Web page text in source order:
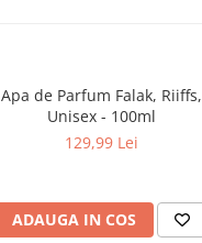
Apa de Parfum Falak, Riiffs,
Unisex - 100ml
129,99 Lei
ADAUGA IN COS